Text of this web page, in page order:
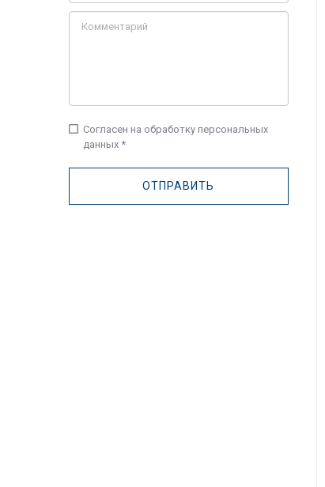
check_box_outline_blank Согласен на обработку персональных
данных *